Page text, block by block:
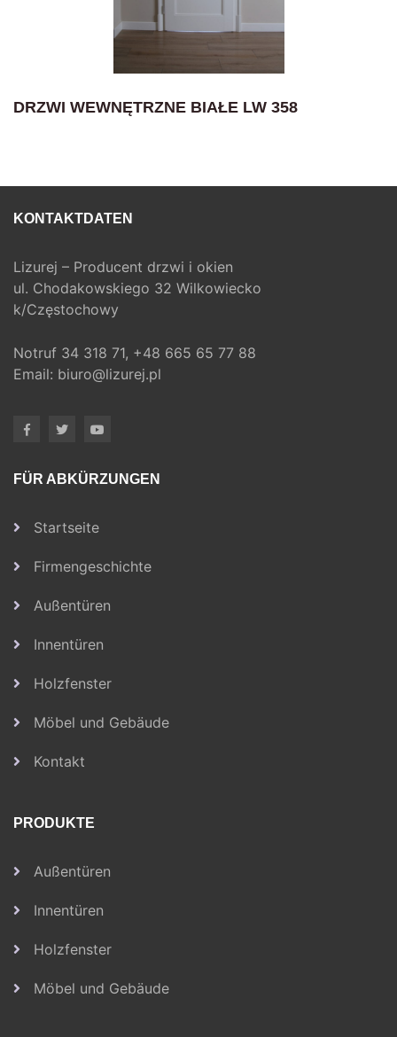
DRZWI WEWNĘTRZNE BIAŁE LW 358
KONTAKTDATEN
Lizurej – Producent drzwi i okien
ul. Chodakowskiego 32 Wilkowiecko
k/Częstochowy
Notruf 34 318 71, +48 665 65 77 88
Email: biuro@lizurej.pl
FÜR ABKÜRZUNGEN
Startseite
Firmengeschichte
Außentüren
Innentüren
Holzfenster
Möbel und Gebäude
Kontakt
PRODUKTE
Außentüren
Innentüren
Holzfenster
Möbel und Gebäude